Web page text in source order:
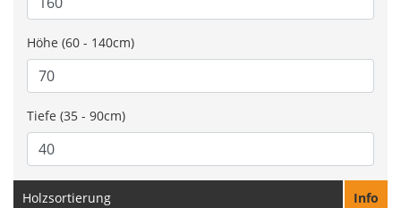
Höhe (60 - 140cm)
Tiefe (35 - 90cm)
Holzsortierung Info